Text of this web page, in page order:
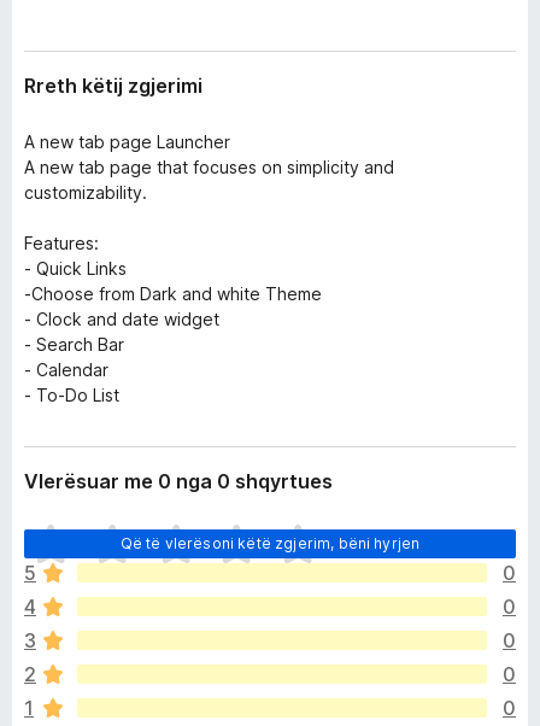
r
x
m
iRreth këtij zgjerimi
A new tab page Launcher
A new tab page that focuses on simplicity and
customizability.
Features:
- Quick Links
-Choose from Dark and white Theme
- Clock and date widget
- Search Bar
- Calendar
- To-Do List
Vlerësuar me 0 nga 0 shqyrtues
Që të vlerësoni këtë zgjerim, bëni hyrjen
E
n
d
e
p
a
v
l
5
0
4
0
3
0
2
0
1
0